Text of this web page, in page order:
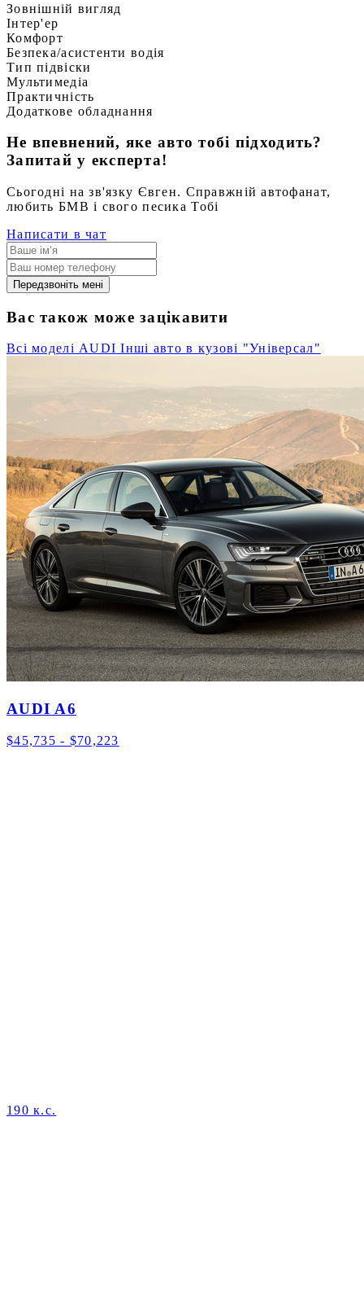
Зовнішній вигляд
Інтер'ер
Комфорт
Безпека/асистенти водія
Тип підвіски
Мультимедіа
Практичність
Додаткове обладнання
Не впевнений, яке авто тобі підходить?
Запитай у експерта!
Сьогодні на зв'язку Євген. Справжній автофанат,
любить БМВ і свого песика Тобі
Написати в чат
Передзвоніть мені
Вас також може зацікавити
Всі моделі AUDI Інші авто в кузові "Універсал"
AUDI A6
$45,735 - $70,223
190 к.с.